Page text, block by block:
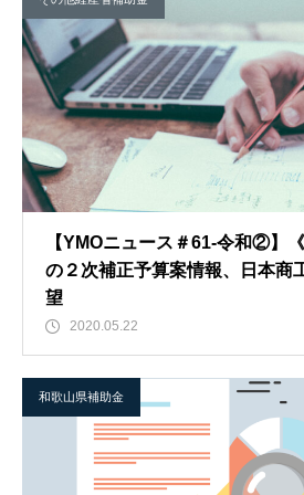
【YMOニュース＃61-令和②】
の２次補正予算案情報、日本商
望
2020.05.22
和歌山県補助金